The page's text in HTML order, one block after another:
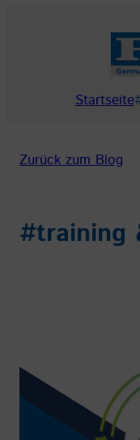
Startseite
Zurück zum Blog
#training